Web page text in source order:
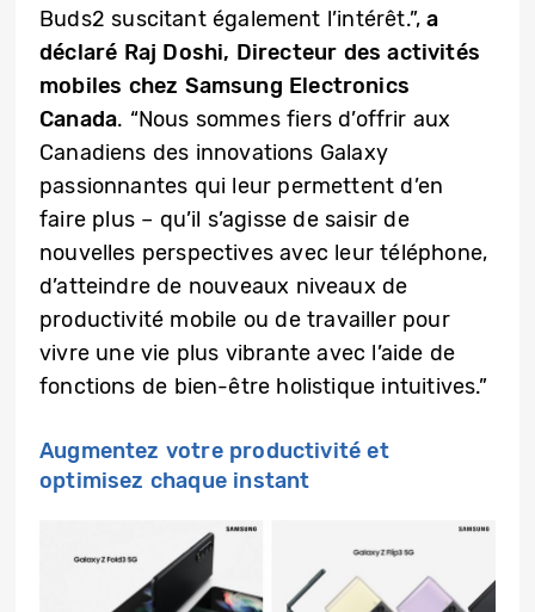
Buds2 suscitant également l’intérêt.”,a
déclaré Raj Doshi, Directeur des activités
mobiles chez Samsung Electronics
Canada. “Nous sommes fiers d’offrir aux
Canadiens des innovations Galaxy
passionnantes qui leur permettent d’en
faire plus – qu’il s’agisse de saisir de
nouvelles perspectives avec leur téléphone,
d’atteindre de nouveaux niveaux de
productivité mobile ou de travailler pour
vivre une vie plus vibrante avec l’aide de
fonctions de bien-être holistique intuitives.”
Augmentez votre productivité et
optimisez chaque instant